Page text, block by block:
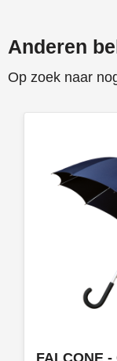
Anderen
Op zoek naar